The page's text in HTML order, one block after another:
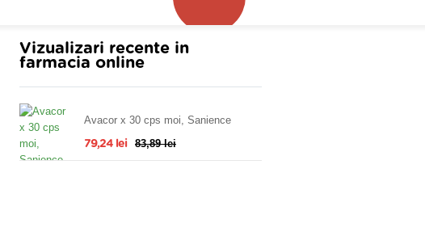
Vizualizari recente in
farmacia online
Avacor x 30 cps moi, Sanience
79,24 lei 83,89 lei